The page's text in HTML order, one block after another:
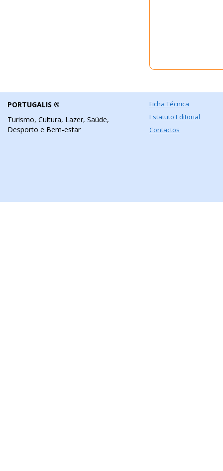
PORTUGALIS ®
Turismo, Cultura, Lazer, Saúde,
Desporto e Bem-estar
Ficha Técnica
Estatuto Editorial
Contactos